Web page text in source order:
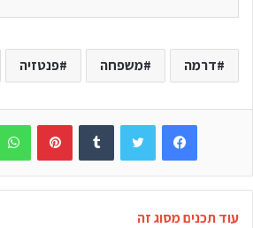
דרמה משפחה פנטזיה
Facebook
עוד תכנים מסוג זה